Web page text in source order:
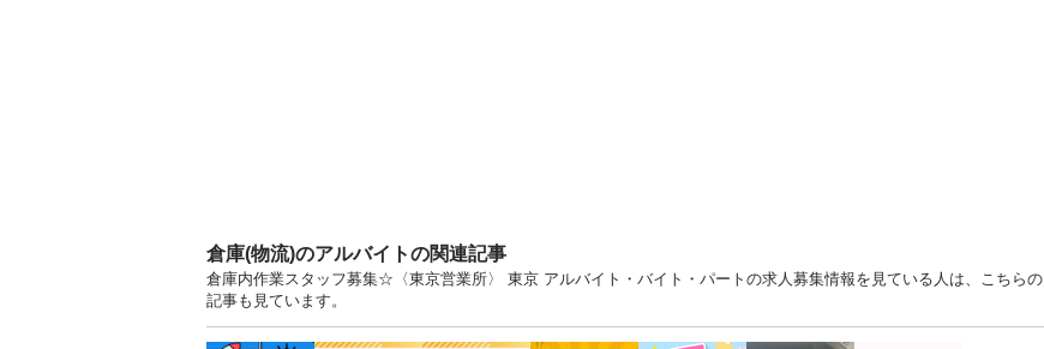
倉庫(物流)のアルバイトの関連記事
倉庫内作業スタッフ募集☆〈東京営業所〉 東京 アルバイト・バイト・パートの求人募集情報を見ている人は、こちらの
記事も見ています。